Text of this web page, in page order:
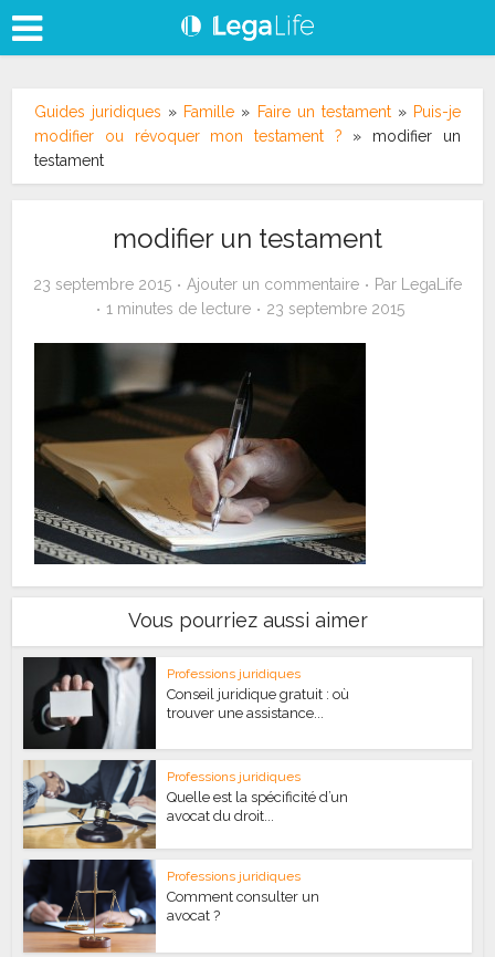
Guides juridiques » Famille » Faire un testament» Puis-je
modifier ou révoquer mon testament ? » modifier un
testament
modifier un testament
23 septembre 2015 Ajouter un commentaire Par
LegaLife
1 minutes de lecture
23 septembre 2015
Vous pourriez aussi aimer
Professions juridiques
Conseil juridique gratuit : où
trouver une assistance...
Professions juridiques
Quelle est la spécificité d’un
avocat du droit...
Professions juridiques
Comment consulter un
avocat ?